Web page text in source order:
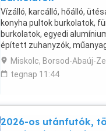
Vízálló, karcálló, hőálló,
konyha pultok burkolatok,
burkolatok, egyedi
épített zuhanyzók,
Miskolc, Borsod-Abaúj-
tegnap 11:44
2026-os utánfutók,